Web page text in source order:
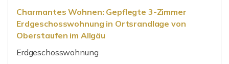
Charmantes Wohnen: Gepflegte 3-Zimmer
Erdgeschosswohnung in Ortsrandlage von
Oberstaufen im Allgäu
Erdgeschosswohnung